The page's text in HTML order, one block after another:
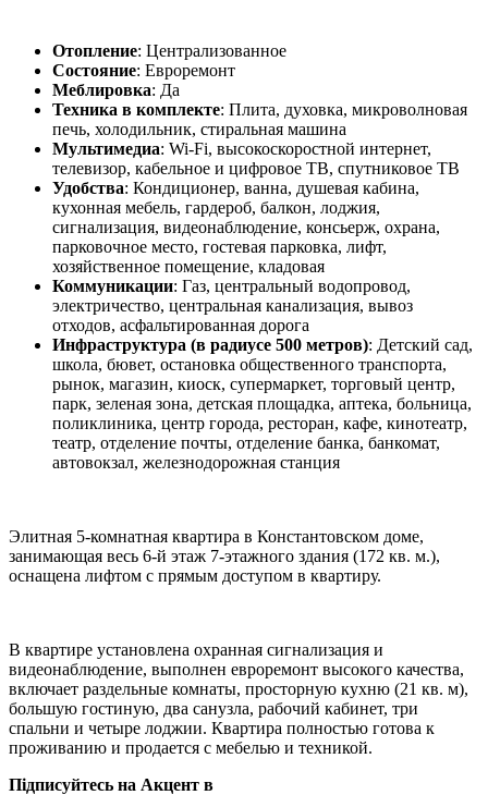
Отопление: Централизованное
Состояние: Евроремонт
Меблировка: Да
Техника в комплекте: Плита, духовка, микроволновая
печь, холодильник, стиральная машина
Мультимедиа: Wi-Fi, высокоскоростной интернет,
телевизор, кабельное и цифровое ТВ, спутниковое ТВ
Удобства: Кондиционер, ванна, душевая кабина,
кухонная мебель, гардероб, балкон, лоджия,
сигнализация, видеонаблюдение, консьерж, охрана,
парковочное место, гостевая парковка, лифт,
хозяйственное помещение, кладовая
Коммуникации: Газ, центральный водопровод,
электричество, центральная канализация, вывоз
отходов, асфальтированная дорога
Инфраструктура (в радиусе 500 метров): Детский сад,
школа, бювет, остановка общественного транспорта,
рынок, магазин, киоск, супермаркет, торговый центр,
парк, зеленая зона, детская площадка, аптека, больница,
поликлиника, центр города, ресторан, кафе, кинотеатр,
театр, отделение почты, отделение банка, банкомат,
автовокзал, железнодорожная станция
Элитная 5-комнатная квартира в Константовском доме,
занимающая весь 6-й этаж 7-этажного здания (172 кв. м.),
оснащена лифтом с прямым доступом в квартиру.
В квартире установлена охранная сигнализация и
видеонаблюдение, выполнен евроремонт высокого качества,
включает раздельные комнаты, просторную кухню (21 кв. м),
большую гостиную, два санузла, рабочий кабинет, три
спальни и четыре лоджии. Квартира полностью готова к
проживанию и продается с мебелью и техникой.
Підписуйтесь на Акцент в